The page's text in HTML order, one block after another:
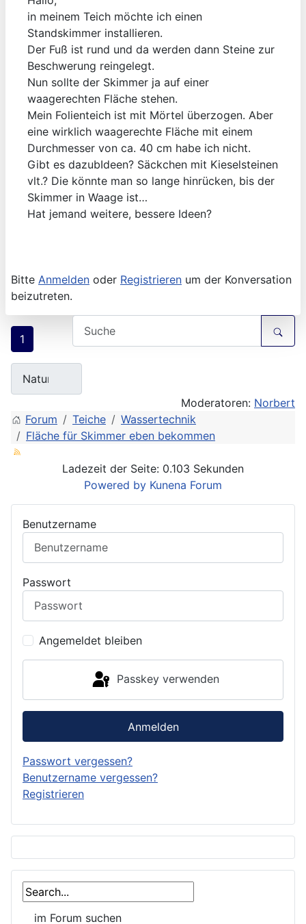
in meinem Teich möchte ich einen
Standskimmer installieren.
Der Fuß ist rund und da werden dann Steine zur
Beschwerung reingelegt.
Nun sollte der Skimmer ja auf einer
waagerechten Fläche stehen.
Mein Folienteich ist mit Mörtel überzogen. Aber
eine wirklich waagerechte Fläche mit einem
Durchmesser von ca. 40 cm habe ich nicht.
Gibt es dazubIdeen? Säckchen mit Kieselsteinen
vlt.? Die könnte man so lange hinrücken, bis der
Skimmer in Waage ist…
Hat jemand weitere, bessere Ideen?
Bitte Anmelden oder Registrieren um der Konversation
beizutreten.
1
Moderatoren: Norbert
Forum
Teiche
Wassertechnik
Fläche für Skimmer eben bekommen
Ladezeit der Seite: 0.103 Sekunden
Powered by Kunena Forum
Benutzername
Passwort
Angemeldet bleiben
Passkey verwenden
Anmelden
Passwort vergessen?
Benutzername vergessen?
Registrieren